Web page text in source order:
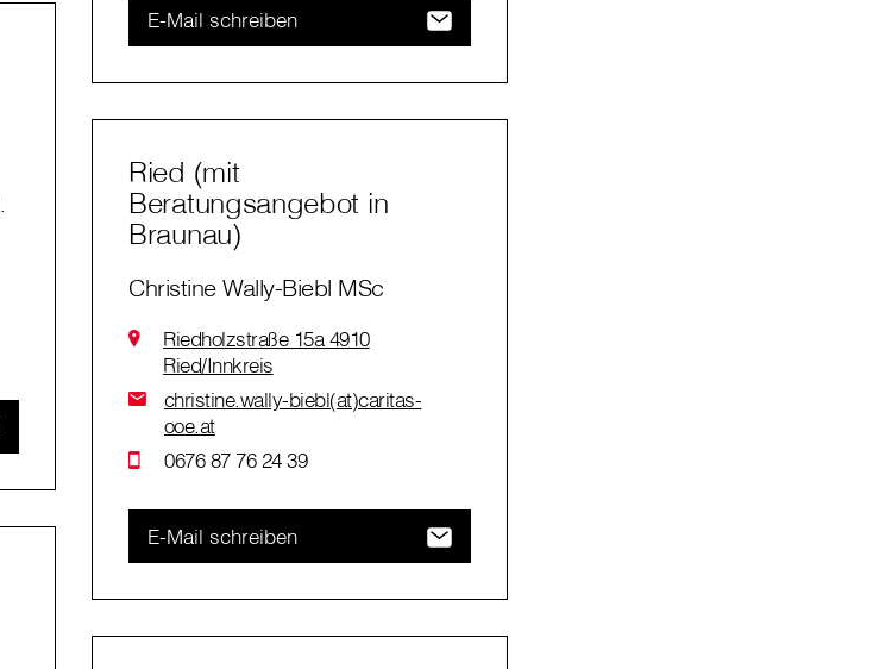
E-Mail schreiben
Ried (mit
Beratungsangebot in
Braunau)
Christine Wally-Biebl MSc
Riedholzstraße 15a 4910
Ried/Innkreis
christine.wally-biebl(at)caritas-
ooe.at
0676 87 76 24 39
E-Mail schreiben